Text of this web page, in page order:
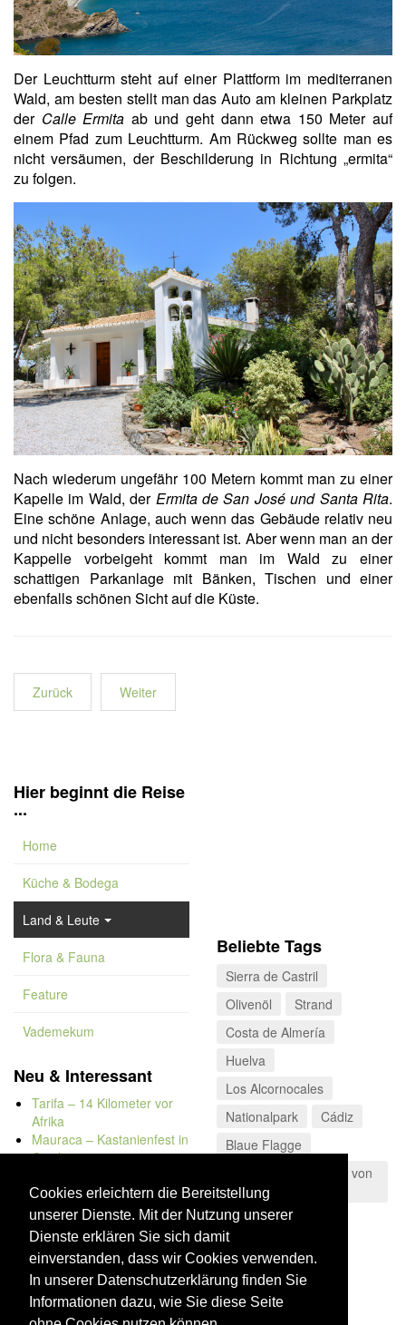
Cookies erleichtern die Bereitstellung
unserer Dienste. Mit der Nutzung unserer
Dienste erklären Sie sich damit
einverstanden, dass wir Cookies verwenden.
In unserer Datenschutzerklärung finden Sie
Informationen dazu, wie Sie diese Seite
Der Leuchtturm steht auf einer Plattform im mediterranen
Wald, am besten stellt man das Auto am kleinen Parkplatz
der Calle Ermita ab und geht dann etwa 150 Meter auf
einem Pfad zum Leuchtturm. Am Rückweg sollte man es
nicht versäumen, der Beschilderung in Richtung „ermita“
zu folgen.
Nach wiederum ungefähr 100 Metern kommt man zu einer
Kapelle im Wald, der Ermita de San José und Santa Rita.
Eine schöne Anlage, auch wenn das Gebäude relativ neu
und nicht besonders interessant ist. Aber wenn man an der
Kappelle vorbeigeht kommt man im Wald zu einer
schattigen Parkanlage mit Bänken, Tischen und einer
ebenfalls schönen Sicht auf die Küste.
Zurück Weiter
Hier beginnt die Reise
...
Home
Küche & Bodega
Land & Leute
Flora & Fauna
Feature
Vademekum
Neu & Interessant
Tarifa – 14 Kilometer vor
Afrika
Mauraca – Kastanienfest in
Capileira
Bolonia
Kap Trafalgar
Düne von Bolonia
Beliebte Tags
Sierra de Castril
Olivenöl
Strand
Costa de Almería
Huelva
Los Alcornocales
Nationalpark
Cádiz
Blaue Flagge
Naturpark der Straße von
Gibraltar